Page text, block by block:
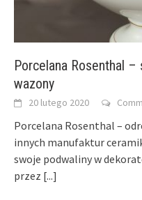
Porcelana Rosenthal
wazony
20 lutego 2020
Porcelana Rosenthal –
innych manufaktur
swoje podwaliny w
przez [...]